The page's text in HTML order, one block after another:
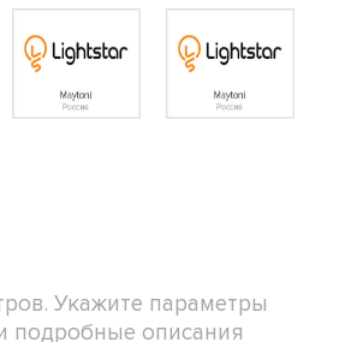
Укажите параметры
подробные описания